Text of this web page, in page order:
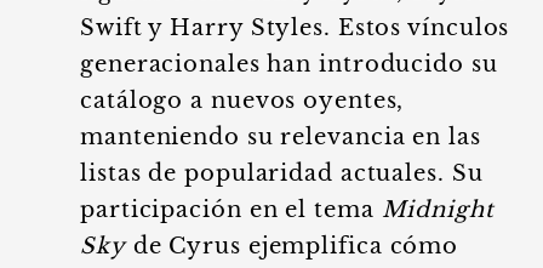
Swift y Harry Styles. Estos vínculos
generacionales han introducido su
catálogo a nuevos oyentes,
manteniendo su relevancia en las
listas de popularidad actuales. Su
participación en el tema Midnight
Skyde Cyrus ejemplifica cómo